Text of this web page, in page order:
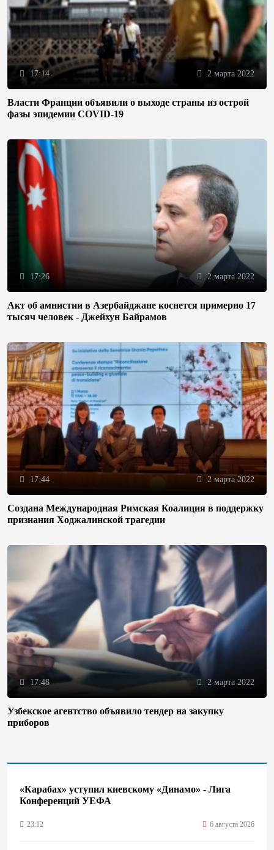
17:14 2 марта 2022
Власти Франции объявили о выходе страны из острой
фазы эпидемии COVID-19
17:26 2 марта 2022
Акт об амнистии в Азербайджане коснется примерно 17
тысяч человек - Джейхун Байрамов
17:44 2 марта 2022
Создана Международная Римская Коалиция в поддержку
признания Ходжалинской трагедии
17:48 2 марта 2022
Узбекское агентство объявило тендер на закупку
приборов
«Карабах» уступил киевскому «Динамо» - Лига
Конференций УЕФА
23:12 6 августа 2026